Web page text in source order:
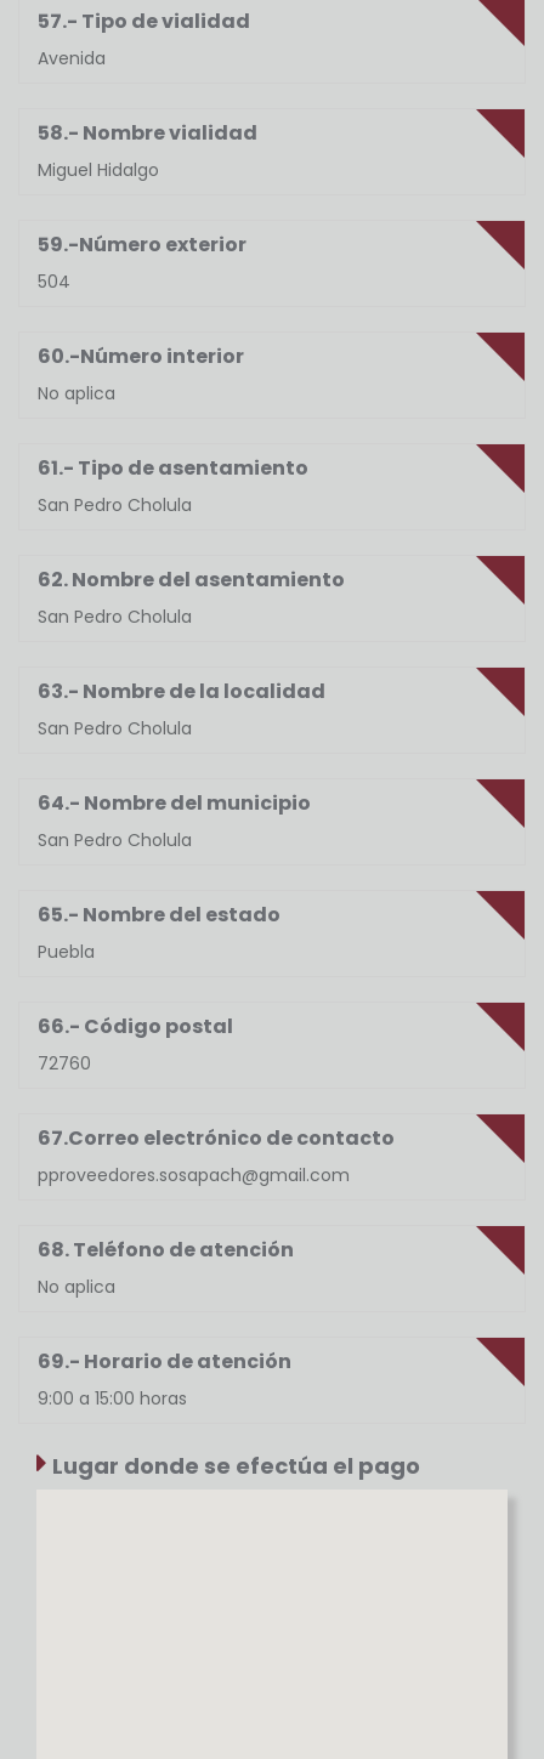
57.- Tipo de vialidad
Avenida
58.- Nombre vialidad
Miguel Hidalgo
59.-Número exterior
504
60.-Número interior
No aplica
61.- Tipo de asentamiento
San Pedro Cholula
62. Nombre del asentamiento
San Pedro Cholula
63.- Nombre de la localidad
San Pedro Cholula
64.- Nombre del municipio
San Pedro Cholula
65.- Nombre del estado
Puebla
66.- Código postal
72760
67.Correo electrónico de contacto
pproveedores.sosapach@gmail.com
68. Teléfono de atención
No aplica
69.- Horario de atención
9:00 a 15:00 horas
Lugar donde se efectúa el pago